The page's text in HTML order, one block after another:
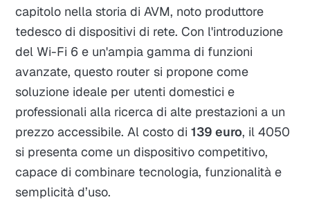
capitolo nella storia di AVM, noto produttore
tedesco di dispositivi di rete. Con l'introduzione
del Wi-Fi 6 e un'ampia gamma di funzioni
avanzate, questo router si propone come
soluzione ideale per utenti domestici e
professionali alla ricerca di alte prestazioni a un
prezzo accessibile. Al costo di139 euro, il 4050
si presenta come un dispositivo competitivo,
capace di combinare tecnologia, funzionalità e
semplicità d’uso.